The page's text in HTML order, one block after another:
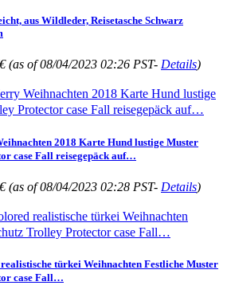
aus Wildleder, Reisetasche Schwarz
€(as of 08/04/2023 02:26 PST- Details)
2018 Karte Hund lustige Muster
case Fall reisegepäck auf…
€(as of 08/04/2023 02:28 PST- Details)
realistische türkei Weihnachten Festliche Muster
case Fall…